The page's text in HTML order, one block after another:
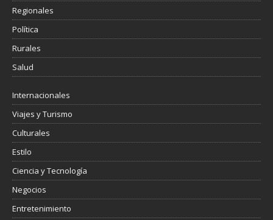
Regionales
Política
Rurales
Salud
Internacionales
Viajes y Turismo
Culturales
Estilo
Ciencia y Tecnología
Negocios
Entretenimiento